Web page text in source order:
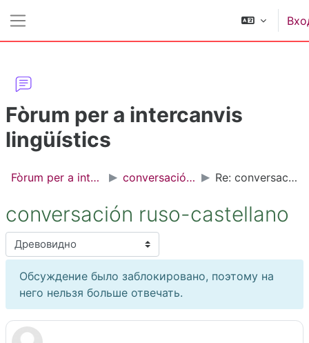
Fòrum per a intercanvis
lingüístics
Fòrum per a intercanvis lingüístics conversación ruso-castellano Re: conversación ruso-castellano
conversación ruso-castellano
Режим отображения
Обсуждение было заблокировано, поэтому на
него нельзя больше отвечать.